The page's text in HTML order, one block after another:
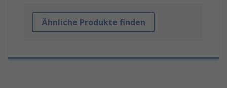
Ähnliche Produkte finden